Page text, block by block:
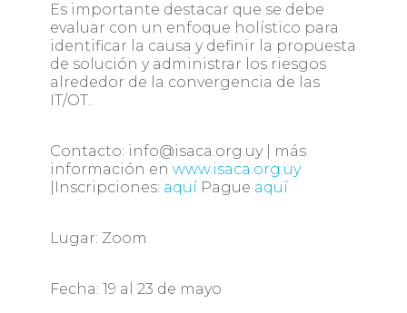
Es importante destacar que se debe
evaluar con un enfoque holístico para
identificar la causa y definir la propuesta
de solución y administrar los riesgos
alrededor de la convergencia de las
IT/OT.
Contacto: info@isaca.org.uy | más
información en www.isaca.org.uy
|Inscripciones: aquíPague aquí
Lugar: Zoom
Fecha: 19 al 23 de mayo